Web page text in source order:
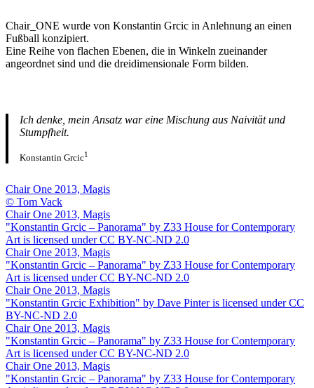
Chair_ONE wurde von Konstantin Grcic in Anlehnung an einen
Fußball konzipiert.
Eine Reihe von flachen Ebenen, die in Winkeln zueinander
angeordnet sind und die dreidimensionale Form bilden.
Ich denke, mein Ansatz war eine Mischung aus Naivität und
Stumpfheit.
Konstantin Grcic1
Chair One 2013, Magis
© Tom Vack
Chair One 2013, Magis
"Konstantin Grcic – Panorama" by Z33 House for Contemporary
Art is licensed under CC BY-NC-ND 2.0
Chair One 2013, Magis
"Konstantin Grcic – Panorama" by Z33 House for Contemporary
Art is licensed under CC BY-NC-ND 2.0
Chair One 2013, Magis
"Konstantin Grcic Exhibition" by Dave Pinter is licensed under CC
BY-NC-ND 2.0
Chair One 2013, Magis
"Konstantin Grcic – Panorama" by Z33 House for Contemporary
Art is licensed under CC BY-NC-ND 2.0
Chair One 2013, Magis
"Konstantin Grcic – Panorama" by Z33 House for Contemporary